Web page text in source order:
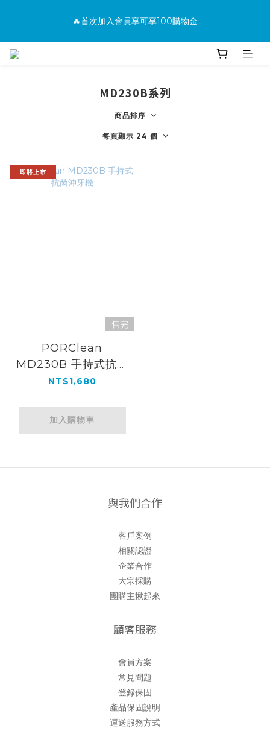
🔥首次加入會員享可享100購物金
🔥購買商品並上網填寫完整保固資料贈100購物金(填保固前須先
MD230B系列
商品排序
每頁顯示 24 個
即將上市
售完
PORClean
MD230B 手持式抗菌
沖牙機
NT$1,680
加入購物車
與我們合作
客戶案例
相關認證
企業合作
大宗採購
團購主揪起來
顧客服務
會員方案
常見問題
登錄保固
產品保固說明
運送服務方式